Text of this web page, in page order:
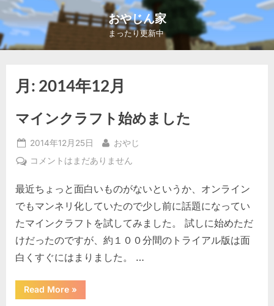
Skip
to
content
おやじん家
まったり更新中
月: 2014年12月
マインクラフト始めました
Posted
on
2014年12月25日 By
おやじ
マ
ン
ク
ト
始
ま
し
コメントはまだありません
最近ちょっと面白いものがないというか、オンライン
でもマンネリ化していたので少し前に話題になってい
たマインクラフトを試してみました。 試しに始めただ
けだったのですが、約１００分間のトライアル版は面
白くすぐにはまりました。 …
Read More“マ
イ
»